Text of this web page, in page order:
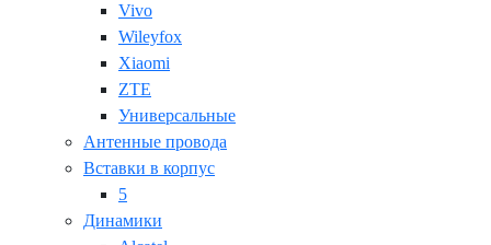
Vivo
Wileyfox
Xiaomi
ZTE
Универсальные
Антенные провода
Вставки в корпус
5
Динамики